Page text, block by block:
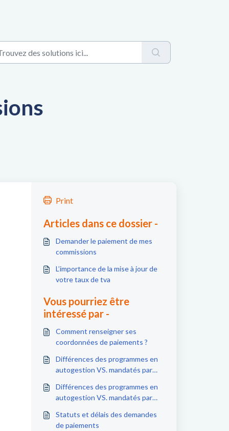
Print
Articles dans ce dossier -
Demander le paiement de mes
commissions
L’importance de la mise à jour de
votre taux de tva
Vous pourriez être
intéressé par -
Comment renseigner ses
coordonnées de paiements ?
Différences des programmes en
autogestion VS. mandatés par
Différences des programmes en
autogestion VS. mandatés par
Statuts et délais des demandes
de paiements